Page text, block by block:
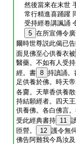
然後當來在末世
常行精進喜踊躍
受持經卷講諷誦
5 在所宣傳令
爾時世尊説此偈已
面見佛至心供養衣被
醫藥。不如有人受
經。書 8 持讀誦。
足供養於佛。時天
各齎。天華香供養
持結願經者。四天
供養佛。各白佛言
受此經典書持 11
匝營。
12 護令無
佛告阿難我今爲汝